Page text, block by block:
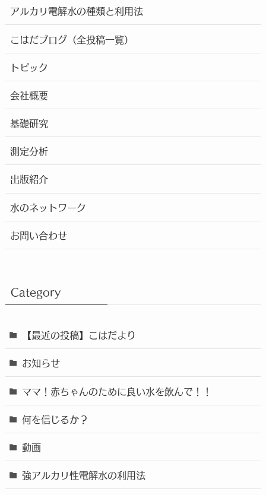
アルカリ電解水の種類と利用法
こはだブログ（全投稿一覧）
トピック
会社概要
基礎研究
測定分析
出版紹介
水のネットワーク
お問い合わせ
Category
【最近の投稿】こはだより
お知らせ
ママ！赤ちゃんのために良い水を飲んで！！
何を信じるか？
動画
強アルカリ性電解水の利用法